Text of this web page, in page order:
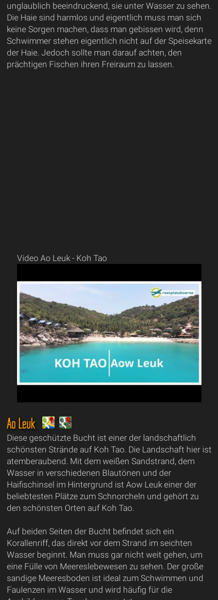
unglaublich beeindruckend, sie unter Wasser zu sehen.
Die Haie sind harmlos und eigentlich muss man sich
keine Sorgen machen, dass man gebissen wird, denn
Schwimmer stehen eigentlich nicht auf der Speisekarte
der Haie. Jedoch sollte man darauf achten, den
prächtigen Fischen ihren Freiraum zu lassen.
Video Ao Leuk - Koh Tao
Ao Leuk
Diese geschützte Bucht ist einer der landschaftlich
schönsten Strände auf Koh Tao. Die Landschaft hier ist
atemberaubend. Mit dem weißen Sandstrand, dem
Wasser in verschiedenen Blautönen und der
Haifischinsel im Hintergrund ist Aow Leuk einer der
beliebtesten Plätze zum Schnorcheln und gehört zu
den schönsten Orten auf Koh Tao.
Auf beiden Seiten der Bucht befindet sich ein
Korallenriff, das direkt vor dem Strand im seichten
Wasser beginnt. Man muss gar nicht weit gehen, um
eine Fülle von Meereslebewesen zu sehen. Der große
sandige Meeresboden ist ideal zum Schwimmen und
Faulenzen im Wasser und wird häufig für die